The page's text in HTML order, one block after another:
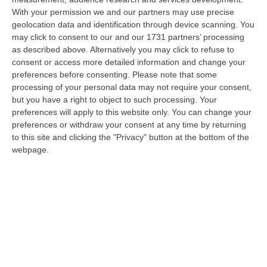
With your permission we and our partners may use precise
geolocation data and identification through device scanning. You
may click to consent to our and our 1731 partners’ processing
as described above. Alternatively you may click to refuse to
consent or access more detailed information and change your
preferences before consenting. Please note that some
processing of your personal data may not require your consent,
but you have a right to object to such processing. Your
preferences will apply to this website only. You can change your
preferences or withdraw your consent at any time by returning
to this site and clicking the "Privacy" button at the bottom of the
webpage.
Ciclovia Dei Parchi Della Calabria: Al Via La Messa In Sicurezza
Del Tratto Fabrizia – Serra San Bruno
“SERRA SAN BRUNO Partono i lavori di riqualificazione e miglioramento
della sicurezza lungo la Ciclovia dei Parchi della Calabria, concentra…
05 Agosto, 21:56
Tari, Senese: «Rendere Efficiente Il Sistema Per Ridurre I Costi
Per I Cittadini E Aumentare I Salari»
“CATANZARO A Lamezia Terme la Tari aumenta del 6,2% per le famiglie e
del 17% per le imprese; a Crotone del 6,9%; a Catanzaro dell’1,63%. A…
05 Agosto, 21:23